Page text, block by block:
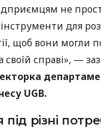
не
для
щоб вони могли
справі», —
UGB.
різні